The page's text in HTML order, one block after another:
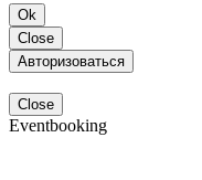
Ok
Close
Авторизоваться
Close
Eventbooking